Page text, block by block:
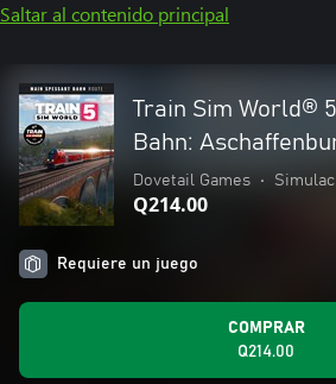
Saltar al contenido principal
Train Sim World®
Bahn:
Dovetail Games •
Q214.00
Requiere un juego
COMPRAR
Q214.00